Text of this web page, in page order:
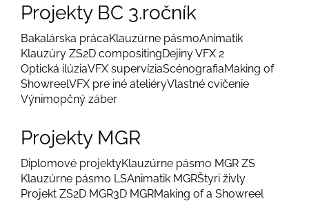
Projekty BC 3.ročník
Bakalárska prácaKlauzúrne pásmoAnimatik
Klauzúry ZS2D compositingDejiny VFX 2
Optická ilúziaVFX supervíziaScénografiaMaking of
ShowreelVFX pre iné ateliéryVlastné cvičenie
Výnimopčný záber
Projekty MGR
Diplomové projektyKlauzúrne pásmo MGR ZS
Klauzúrne pásmo LSAnimatik MGRŠtyri živly
Projekt ZS2D MGR3D MGRMaking of a Showreel